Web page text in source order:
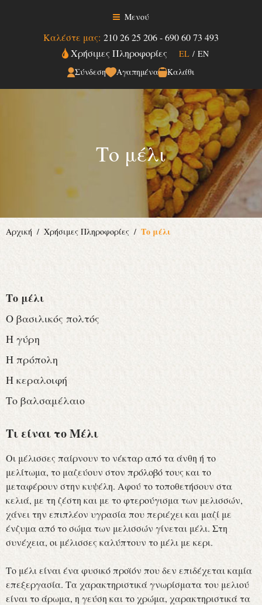
Μενού
Καλέστε μας: 210 26 25 206-690 60 73 493
Χρήσιμες Πληροφορίες
EL / EN
Σύνδεση
Αγαπημένα Καλάθι
Το μέλι
Αρχική Χρήσιμες Πληροφορίες Το μέλι
Το μέλι
Ο βασιλικός πολτός
Η γύρη
Η πρόπολη
Η κεραλοιφή
Το βαλσαμέλαιο
Τι είναι το Μέλι
Οι μέλισσες παίρνουν το νέκταρ από τα άνθη ή το
μελίτωμα, το μαζεύουν στον πρόλοβό τους και το
μεταφέρουν στην κυψέλη. Αφού το τοποθετήσουν στα
κελιά, με τη ζέστη και με το φτερούγισμα των μελισσών,
χάνει την επιπλέον υγρασία που περιέχει και μαζί με
ένζυμα από το σώμα των μελισσών γίνεται μέλι. Στη
συνέχεια, οι μέλισσες καλύπτουν το μέλι με κερι.
Το μέλι είναι ένα φυσικό προϊόν που δεν επιδέχεται καμία
επεξεργασία. Τα χαρακτηριστικά γνωρίσματα του μελιού
είναι το άρωμα, η γεύση και το χρώμα, χαρακτηριστικά τα